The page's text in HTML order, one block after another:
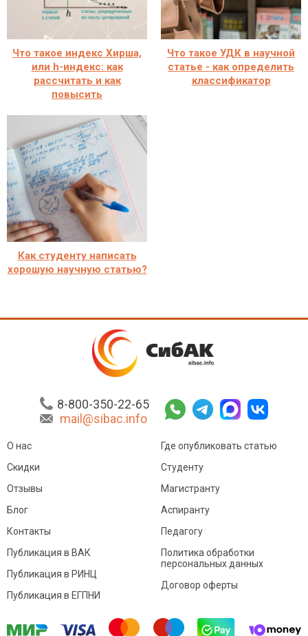
Что такое индекс Хирша,
или h-индекс: как
рассчитать и как
повысить
Что такое УДК в научной
статье - как определить
классификатор
Как студенту написать
хорошую научную статью?
8-800-350-22-65
mail@sibac.info
О нас
Скидки
Отзывы
Блог
Контакты
Где опубликовать статью
Студенту
Магистранту
Аспиранту
Педагогу
Публикация в ВАК
Публикация в РИНЦ
Публикация в ЕГПНИ
Политика обработки
персональных данных
Договор оферты